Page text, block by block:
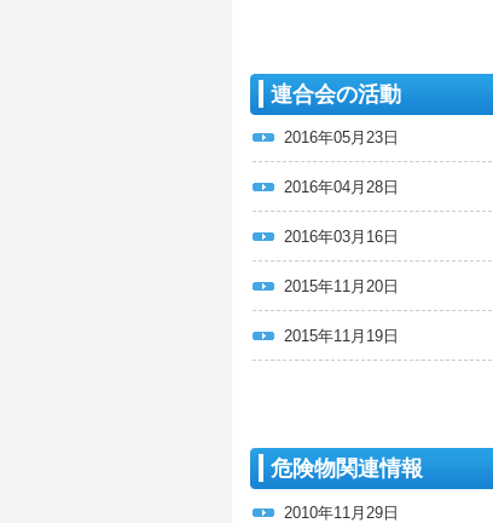
連合会の活動
2016年05月23日
2016年04月28日
2016年03月16日
2015年11月20日
2015年11月19日
危険物関連情報
2010年11月29日